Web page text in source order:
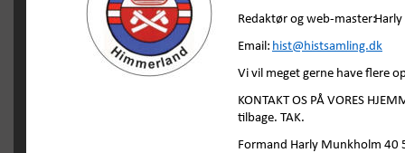
Redaktør og web-master:
Email: hist@histsamling.dk
Vi vil meget gerne have flere
KONTAKT OS PÅ VORES
tilbage. TAK.
Formand Harly Munkholm 40